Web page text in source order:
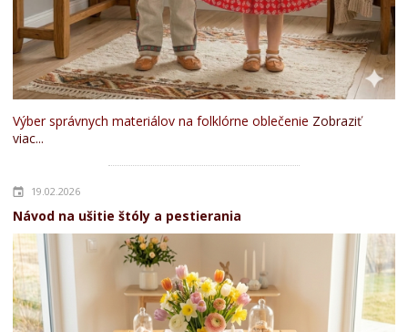
Výber správnych materiálov na folklórne oblečenie Zobraziť
viac...
19.02.2026
Návod na ušitie štóly a pestierania